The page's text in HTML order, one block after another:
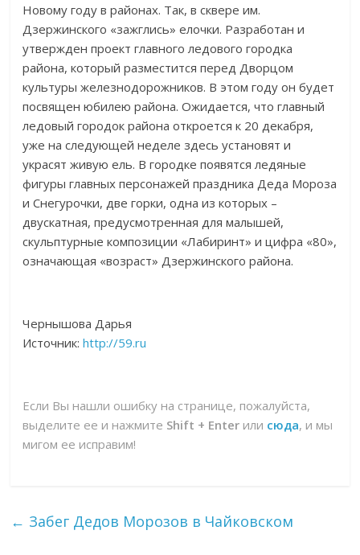
Новому году в районах. Так, в сквере им.
Дзержинского «зажглись» елочки. Разработан и
утвержден проект главного ледового городка
района, который разместится перед Дворцом
культуры железнодорожников. В этом году он будет
посвящен юбилею района. Ожидается, что главный
ледовый городок района откроется к 20 декабря,
уже на следующей неделе здесь установят и
украсят живую ель. В городке появятся ледяные
фигуры главных персонажей праздника Деда Мороза
и Снегурочки, две горки, одна из которых –
двускатная, предусмотренная для малышей,
скульптурные композиции «Лабиринт» и цифра «80»,
означающая «возраст» Дзержинского района.
Чернышова Дарья
Источник:http://59.ru
Если Вы нашли ошибку на странице, пожалуйста,
выделите ее и нажмите Shift + Enter или сюда, и мы
мигом ее исправим!
← Забег Дедов Морозов в Чайковском